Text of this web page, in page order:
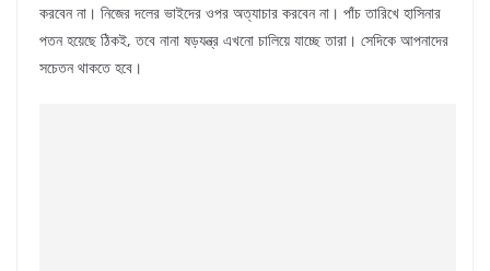
করবেন না। নিজের দলের ভাইদের ওপর অত্যাচার করবেন না। পাঁচ তারিখে হাসিনার
পতন হয়েছে ঠিকই, তবে নানা ষড়যন্ত্র এখনো চালিয়ে যাচ্ছে তারা। সেদিকে আপনাদের
সচেতন থাকতে হবে।